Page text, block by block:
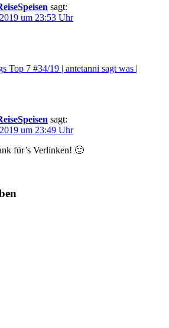
sagt:
um 23:53 Uhr
Top 7 #34/19 | antetanni sagt was |
sagt:
um 23:49 Uhr
für’s Verlinken! 🙂